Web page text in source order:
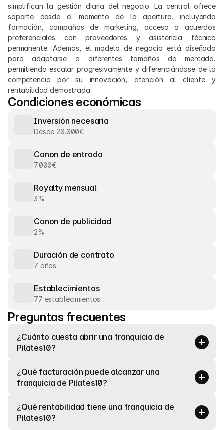
simplifican la gestión diaria del negocio. La central ofrece
soporte desde el momento de la apertura, incluyendo
formación, campañas de marketing, acceso a acuerdos
preferenciales con proveedores y asistencia técnica
permanente. Además, el modelo de negocio está diseñado
para adaptarse a diferentes tamaños de mercado,
permitiendo escalar progresivamente y diferenciándose de la
competencia por su innovación, atención al cliente y
rentabilidad demostrada.
Condiciones económicas
Inversión necesaria
Desde 20.000€
Canon de entrada
7.000€
Royalty mensual
3%
Canon de publicidad
2%
Duración de contrato
7 años
Establecimientos
77 establecimientos
Preguntas frecuentes
¿Cuánto cuesta abrir una franquicia de
Pilates10?
¿Qué facturación puede alcanzar una
franquicia de Pilates10?
¿Qué rentabilidad tiene una franquicia de
Pilates10?